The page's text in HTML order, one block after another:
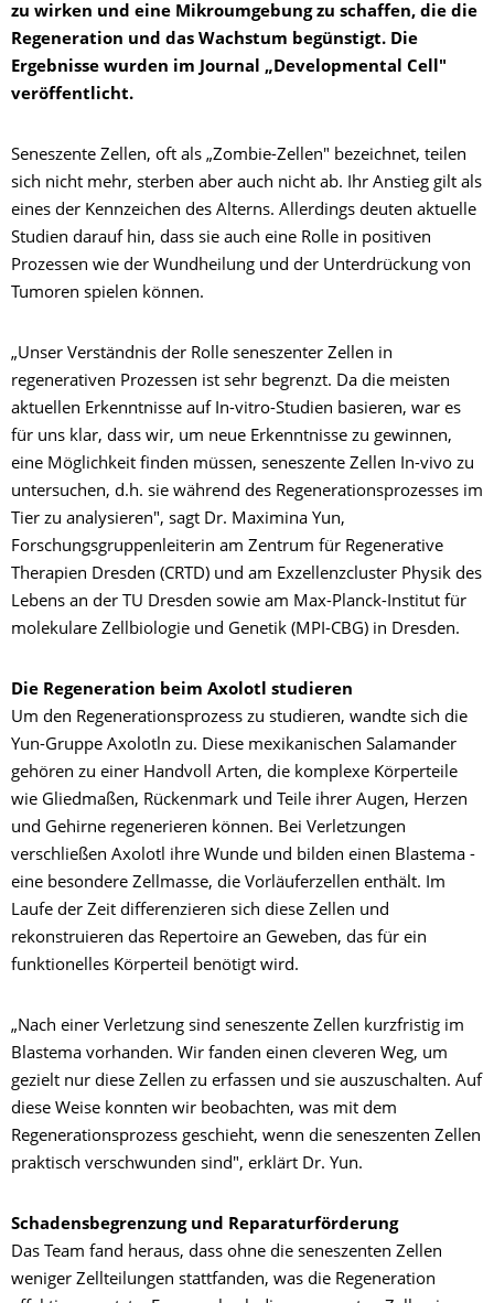
zu wirken und eine Mikroumgebung zu schaffen, die die
Regeneration und das Wachstum begünstigt. Die
Ergebnisse wurden im Journal „Developmental Cell"
veröffentlicht.
Seneszente Zellen, oft als „Zombie-Zellen" bezeichnet, teilen
sich nicht mehr, sterben aber auch nicht ab. Ihr Anstieg gilt als
eines der Kennzeichen des Alterns. Allerdings deuten aktuelle
Studien darauf hin, dass sie auch eine Rolle in positiven
Prozessen wie der Wundheilung und der Unterdrückung von
Tumoren spielen können.
„Unser Verständnis der Rolle seneszenter Zellen in
regenerativen Prozessen ist sehr begrenzt. Da die meisten
aktuellen Erkenntnisse auf In-vitro-Studien basieren, war es
für uns klar, dass wir, um neue Erkenntnisse zu gewinnen,
eine Möglichkeit finden müssen, seneszente Zellen In-vivo zu
untersuchen, d.h. sie während des Regenerationsprozesses im
Tier zu analysieren", sagt Dr. Maximina Yun,
Forschungsgruppenleiterin am Zentrum für Regenerative
Therapien Dresden (CRTD) und am Exzellenzcluster Physik des
Lebens an der TU Dresden sowie am Max-Planck-Institut für
molekulare Zellbiologie und Genetik (MPI-CBG) in Dresden.
Die Regeneration beim Axolotl studieren
Um den Regenerationsprozess zu studieren, wandte sich die
Yun-Gruppe Axolotln zu. Diese mexikanischen Salamander
gehören zu einer Handvoll Arten, die komplexe Körperteile
wie Gliedmaßen, Rückenmark und Teile ihrer Augen, Herzen
und Gehirne regenerieren können. Bei Verletzungen
verschließen Axolotl ihre Wunde und bilden einen Blastema -
eine besondere Zellmasse, die Vorläuferzellen enthält. Im
Laufe der Zeit differenzieren sich diese Zellen und
rekonstruieren das Repertoire an Geweben, das für ein
funktionelles Körperteil benötigt wird.
„Nach einer Verletzung sind seneszente Zellen kurzfristig im
Blastema vorhanden. Wir fanden einen cleveren Weg, um
gezielt nur diese Zellen zu erfassen und sie auszuschalten. Auf
diese Weise konnten wir beobachten, was mit dem
Regenerationsprozess geschieht, wenn die seneszenten Zellen
praktisch verschwunden sind", erklärt Dr. Yun.
Schadensbegrenzung und Reparaturförderung
Das Team fand heraus, dass ohne die seneszenten Zellen
weniger Zellteilungen stattfanden, was die Regeneration